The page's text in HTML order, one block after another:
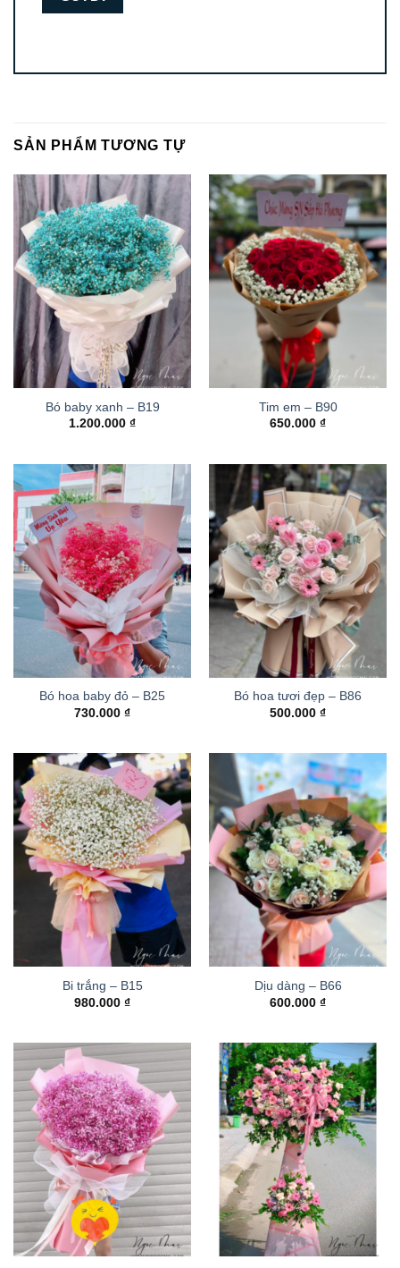
SẢN PHẨM TƯƠNG TỰ
Bó baby xanh – B19
1.200.000 ₫
Tim em – B90
650.000 ₫
Bó hoa baby đỏ – B25
730.000 ₫
Bó hoa tươi đẹp – B86
500.000 ₫
Bi trắng – B15
980.000 ₫
Dịu dàng – B66
600.000 ₫